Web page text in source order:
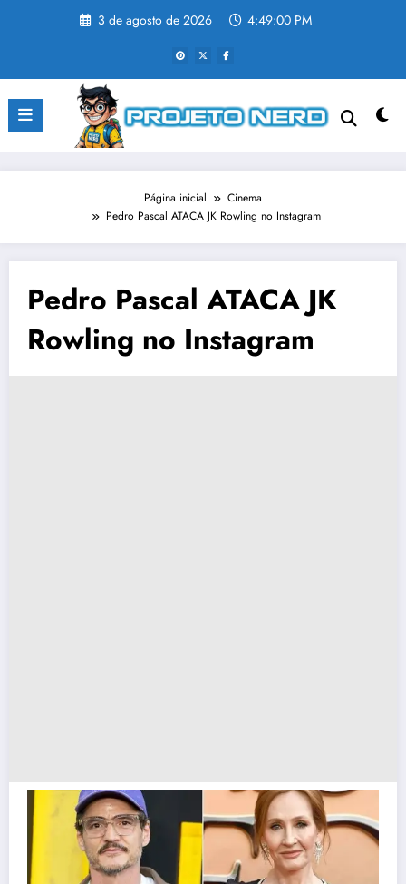
3 de agosto de 2026 4:49:01 PM
Página inicial
Cinema
Pedro Pascal ATACA JK Rowling no Instagram
Pedro Pascal ATACA JK
Rowling no Instagram